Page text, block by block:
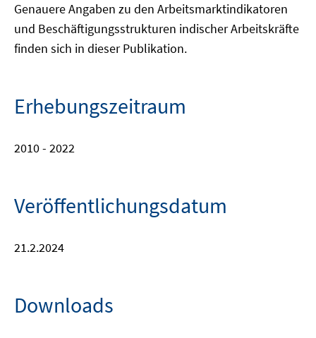
Genauere Angaben zu den Arbeitsmarktindikatoren
und Beschäftigungsstrukturen indischer Arbeitskräfte
finden sich in dieser Publikation.
Erhebungszeitraum
2010 - 2022
Veröffentlichungsdatum
21.2.2024
Downloads